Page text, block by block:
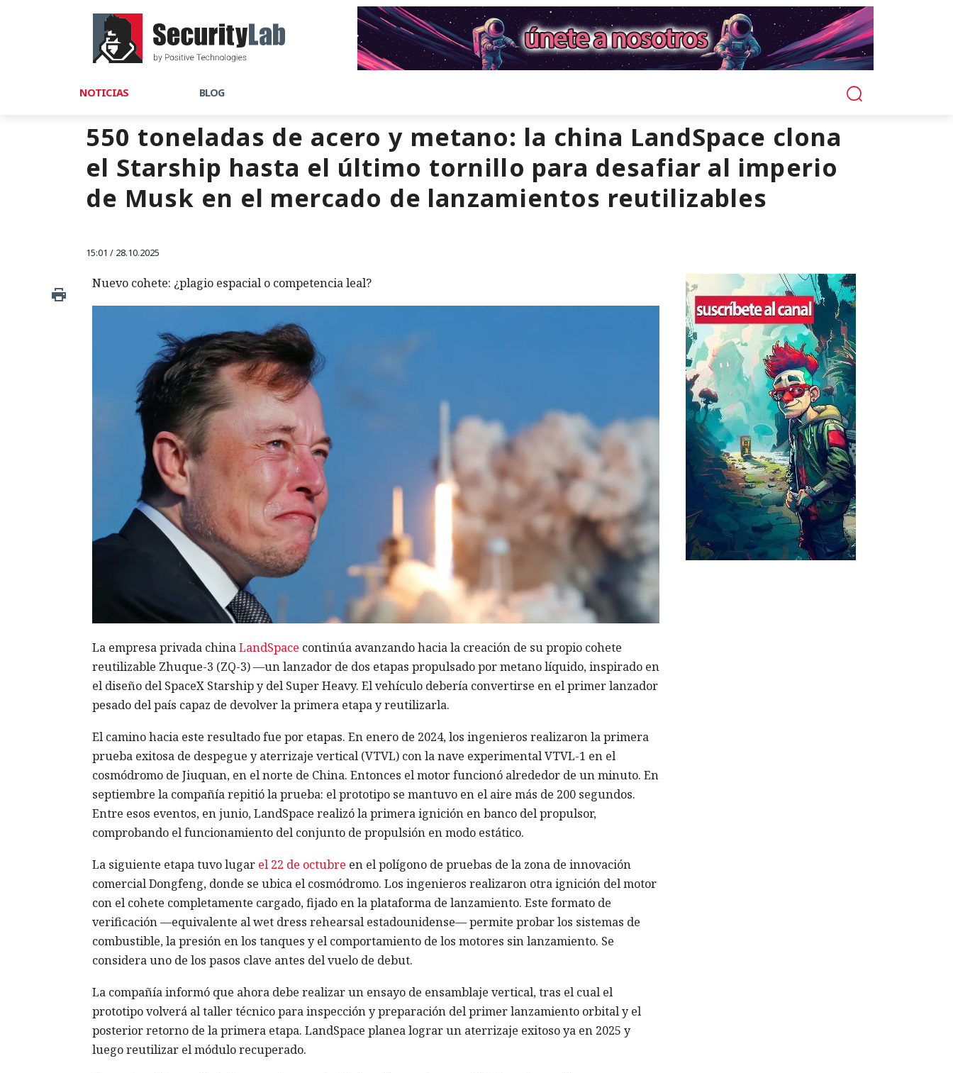
NOTICIAS BLOG
550 toneladas de acero y metano: la china LandSpace clona
el Starship hasta el último tornillo para desafiar al imperio
de Musk en el mercado de lanzamientos reutilizables
15:01 / 28.10.2025
Nuevo cohete: ¿plagio espacial o competencia leal?
La empresa privada chinaLandSpace continúa avanzando hacia la creación de su propio cohete
reutilizable Zhuque-3 (ZQ-3) —un lanzador de dos etapas propulsado por metano líquido, inspirado en
el diseño del SpaceX Starship y del Super Heavy. El vehículo debería convertirse en el primer lanzador
pesado del país capaz de devolver la primera etapa y reutilizarla.
El camino hacia este resultado fue por etapas. En enero de 2024, los ingenieros realizaron la primera
prueba exitosa de despegue y aterrizaje vertical (VTVL) con la nave experimental VTVL-1 en el
cosmódromo de Jiuquan, en el norte de China. Entonces el motor funcionó alrededor de un minuto. En
septiembre la compañía repitió la prueba: el prototipo se mantuvo en el aire más de 200 segundos.
Entre esos eventos, en junio, LandSpace realizó la primera ignición en banco del propulsor,
comprobando el funcionamiento del conjunto de propulsión en modo estático.
La siguiente etapa tuvo lugar el 22 de octubre en el polígono de pruebas de la zona de innovación
comercial Dongfeng, donde se ubica el cosmódromo. Los ingenieros realizaron otra ignición del motor
con el cohete completamente cargado, fijado en la plataforma de lanzamiento. Este formato de
verificación —equivalente al wet dress rehearsal estadounidense— permite probar los sistemas de
combustible, la presión en los tanques y el comportamiento de los motores sin lanzamiento. Se
considera uno de los pasos clave antes del vuelo de debut.
La compañía informó que ahora debe realizar un ensayo de ensamblaje vertical, tras el cual el
prototipo volverá al taller técnico para inspección y preparación del primer lanzamiento orbital y el
posterior retorno de la primera etapa. LandSpace planea lograr un aterrizaje exitoso ya en 2025 y
luego reutilizar el módulo recuperado.